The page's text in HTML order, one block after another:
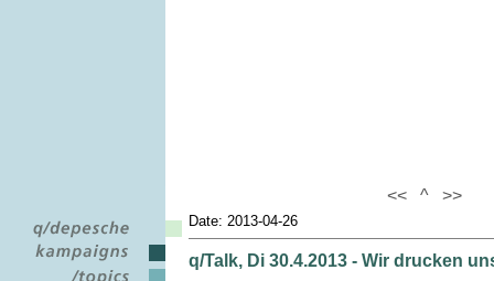
<< ^ >>
Date: 2013-04-26
q/Talk, Di 30.4.2013 - Wir drucken